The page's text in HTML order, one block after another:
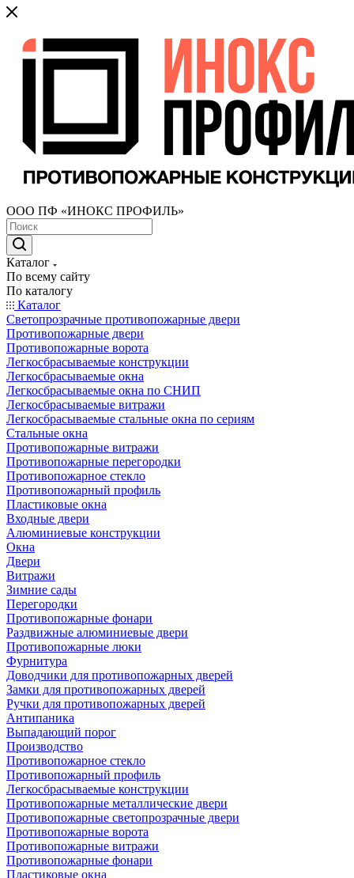
ООО ПФ «ИНОКС ПРОФИЛЬ»
Каталог
По всему сайту
По каталогу
Каталог
Светопрозрачные противопожарные двери
Противопожарные двери
Противопожарные ворота
Легкосбрасываемые конструкции
Легкосбрасываемые окна
Легкосбрасываемые окна по СНИП
Легкосбрасываемые витражи
Легкосбрасываемые стальные окна по сериям
Стальные окна
Противопожарные витражи
Противопожарные перегородки
Противопожарное стекло
Противопожарный профиль
Пластиковые окна
Входные двери
Алюминиевые конструкции
Окна
Двери
Витражи
Зимние сады
Перегородки
Противопожарные фонари
Раздвижные алюминиевые двери
Противопожарные люки
Фурнитура
Доводчики для противопожарных дверей
Замки для противопожарных дверей
Ручки для противопожарных дверей
Антипаника
Выпадающий порог
Производство
Противопожарное стекло
Противопожарный профиль
Легкосбрасываемые конструкции
Противопожарные металлические двери
Противопожарные светопрозрачные двери
Противопожарные ворота
Противопожарные витражи
Противопожарные фонари
Пластиковые окна